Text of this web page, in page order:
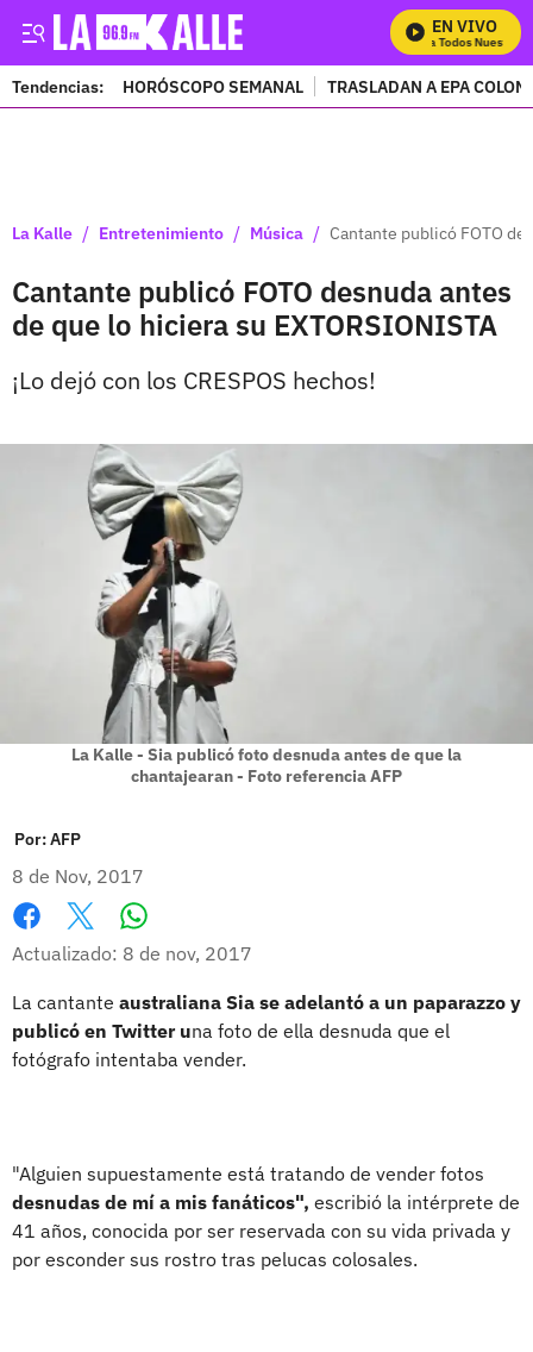
EN VIVO
Mira Todos Nuestros
Tendencias: HORÓSCOPO SEMANAL TRASLADAN A EPA
La Kalle / Entretenimiento / Música / Cantante publicó FOTO
Cantante publicó FOTO desnuda antes
de que lo hiciera su EXTORSIONISTA
¡Lo dejó con los CRESPOS hechos!
La Kalle - Sia publicó foto desnuda antes de que la
chantajearan - Foto referencia AFP
Por:AFP
8 de Nov, 2017
Facebook
X
Actualizado: 8 de nov, 2017
La cantante australiana Sia se adelantó a un paparazzo y
publicó en Twitter una foto de ella desnuda que el
fotógrafo intentaba vender.
"Alguien supuestamente está tratando de vender fotos
desnudas de mí a mis fanáticos", escribió la intérprete de
41 años, conocida por ser reservada con su vida privada y
por esconder sus rostro tras pelucas colosales.